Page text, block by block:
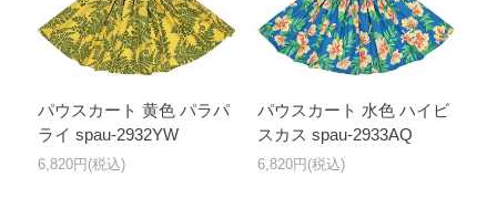
パウスカート 黄色 パラパ
ライ spau-2932YW
6,820円(税込)
パウスカート 水色 ハイビ
スカス spau-2933AQ
6,820円(税込)